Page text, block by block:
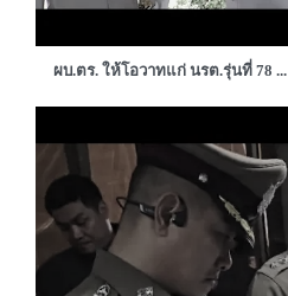
ผบ.ตร. ให้โอวาทแก่ นรต.รุ่นที่ 78 ...